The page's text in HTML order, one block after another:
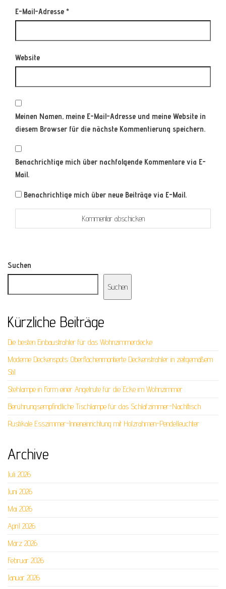
E-Mail-Adresse *
Website
Meinen Namen, meine E-Mail-Adresse und meine Website in
diesem Browser für die nächste Kommentierung speichern.
Benachrichtige mich über nachfolgende Kommentare via E-
Mail.
Benachrichtige mich über neue Beiträge via E-Mail.
Suchen
Suchen
Kürzliche Beiträge
Die besten Einbaustrahler für das Wohnzimmerdecke
Moderne Deckenspots: Oberflächenmontierte Deckenstrahler in zeitgemäßem
Stil
Stehlampe in Form einer Angelrute für die Ecke im Wohnzimmer
Berührungsempfindliche Tischlampe für das Schlafzimmer-Nachttisch
Rustikale Esszimmer-Inneneinrichtung mit Holzrahmen-Pendelleuchter
Archive
Juli 2026
Juni 2026
Mai 2026
April 2026
März 2026
Februar 2026
Januar 2026